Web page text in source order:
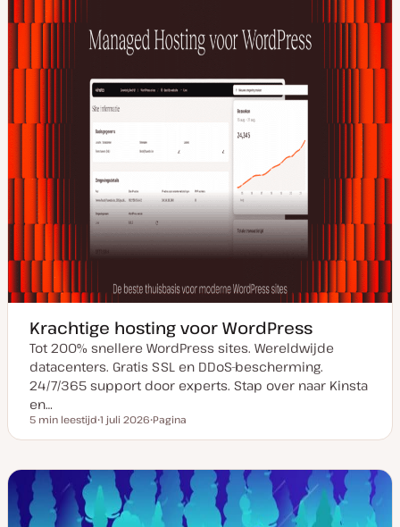
Krachtige hosting voor WordPress
Tot 200% snellere WordPress sites. Wereldwijde
datacenters. Gratis SSL en DDoS-bescherming.
24/7/365 support door experts. Stap over naar Kinsta
en…
Leestijd
5 min leestijd
a
u
v
1 juli 2026
o
t
p
e
Pagina